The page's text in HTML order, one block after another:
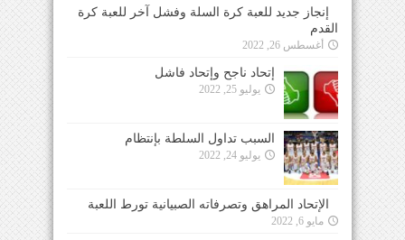
إنجاز جديد للعبة كرة السلة وفشل آخر للعبة كرة
القدم
أغسطس 26, 2022
إتحاد ناجح وإتحاد فاشل
يوليو 25, 2022
السبب تداول السلطة بإنتظام
يوليو 24, 2022
الإتحاد المراهق وتصرفاته الصبيانية تورط اللعبة
مايو 6, 2022